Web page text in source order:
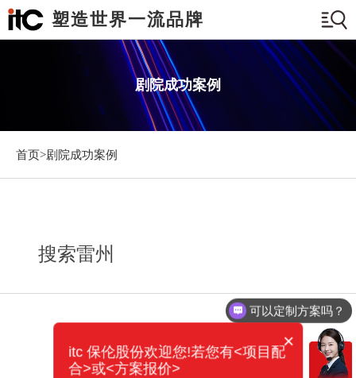
塑造世界一流品牌
剧院成功案例
首页>剧院成功案例
搜索雷州
可以定制方案吗？
×
itc 保伦股份欢迎您!若您有<项目配
合>或<方案报价>